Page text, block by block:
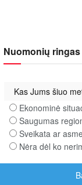
Nuomonių ringas
Kas Jums šiuo
Ekonominė
Saugumas
Sveikata ar
Nėra dėl ko